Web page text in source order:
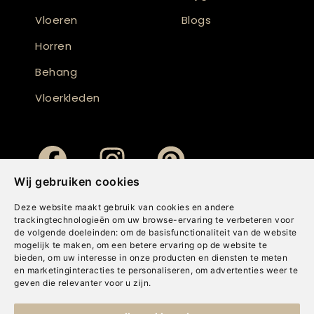
Wij gebruiken cookies
Deze website maakt gebruik van cookies en andere
trackingtechnologieën om uw browse-ervaring te verbeteren voor
de volgende doeleinden: om de basisfunctionaliteit van de website
mogelijk te maken , om een betere ervaring op de website te
bieden, om uw interesse in onze producten en diensten te meten
en marketinginteracties te personaliseren , om advertenties weer te
geven die relevanter voor u zijn.
Vloeren
Horren
Behang
Vloerkleden
Blogs